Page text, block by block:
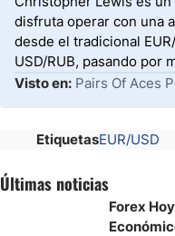
disfruta operar con una
desde el tradicional
USD/RUB, pasando por
Visto en: Pairs Of Aces
EtiquetasEUR/USD
Últimas noticias
Forex